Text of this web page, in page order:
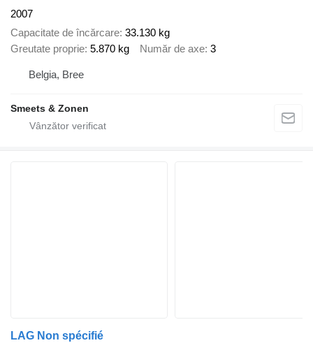
2007
Capacitate de încărcare 33.130 kg
Greutate proprie 5.870 kg Număr de axe 3
Belgia, Bree
Smeets & Zonen
LAG Non spécifié